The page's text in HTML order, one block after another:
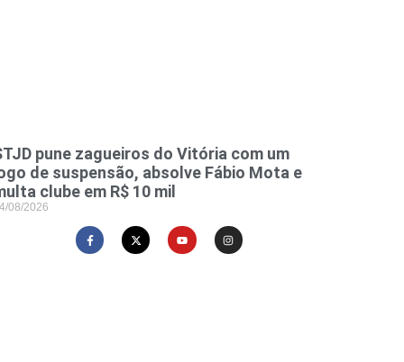
pune zagueiros do Vitória com um
de suspensão, absolve Fábio Mota e
clube em R$ 10 mil
08/2026